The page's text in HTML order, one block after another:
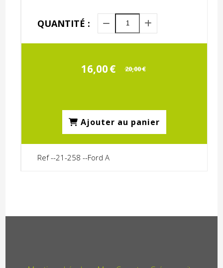
16,00€ 20,00€
QUANTITÉ :
Ajouter au panier
Ref --21-258 --Ford A